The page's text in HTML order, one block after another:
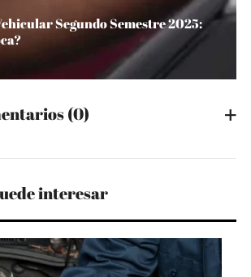
Segundo Semestre 2025:
(0)
interesar